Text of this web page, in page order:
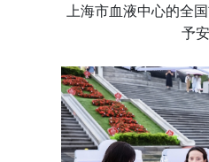
上海市血液中心的全
予